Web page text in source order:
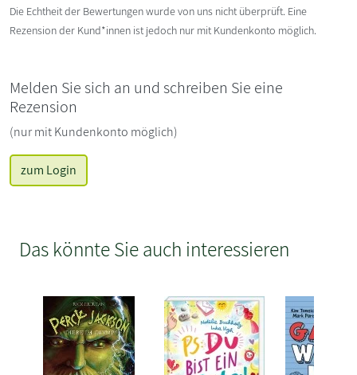
Die Echtheit der Bewertungen wurde von uns nicht überprüft. Eine
Rezension der Kund*innen ist jedoch nur mit Kundenkonto möglich.
Melden Sie sich an und schreiben Sie eine
Rezension
(nur mit Kundenkonto möglich)
zum Login
Das könnte Sie auch interessieren